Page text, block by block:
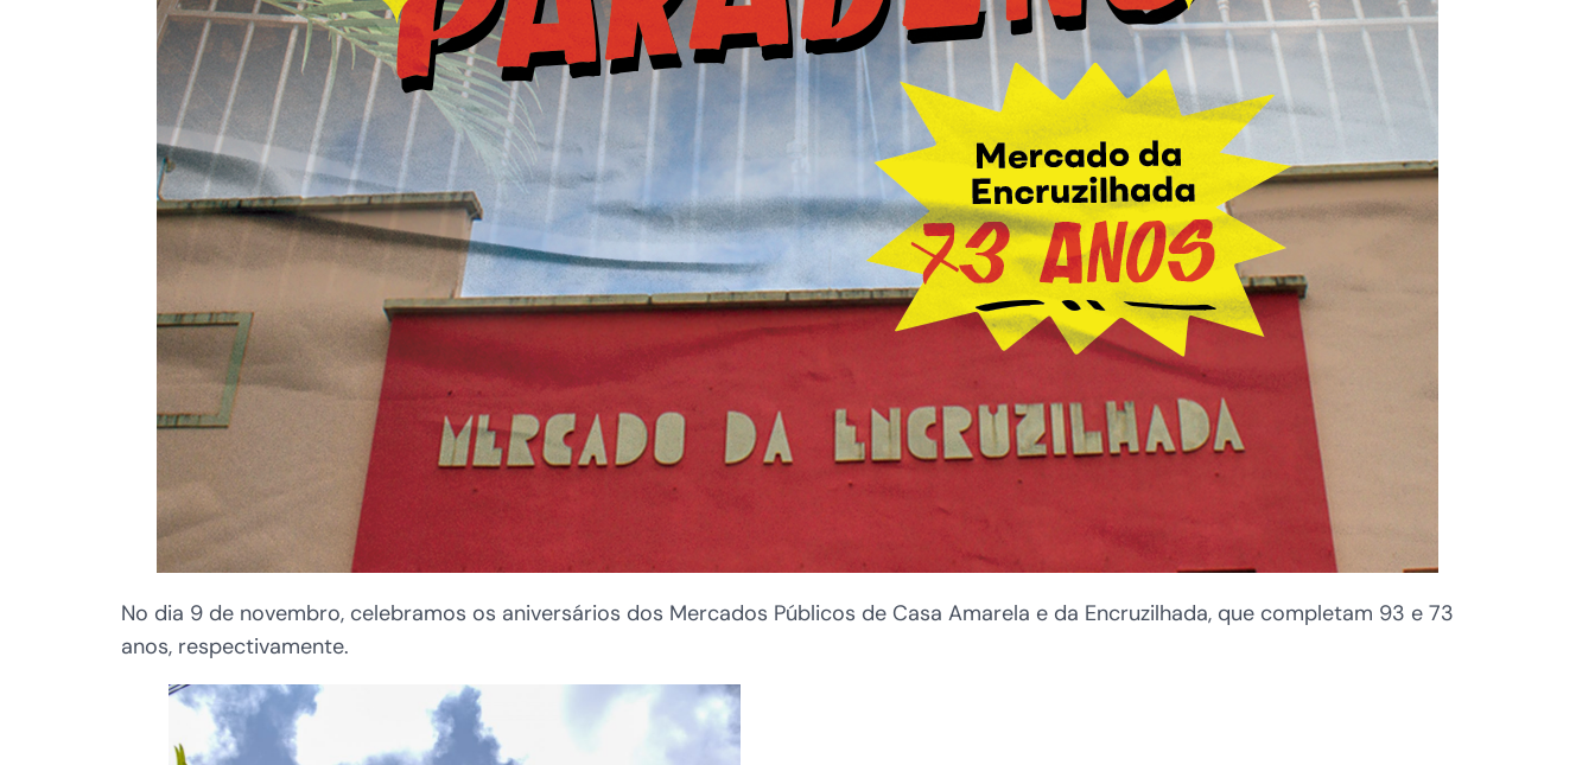
No dia 9 de novembro, celebramos os aniversários dos Mercados Públicos de Casa Amarela e da Encruzilhada, que completam 93 e 73
anos, respectivamente.